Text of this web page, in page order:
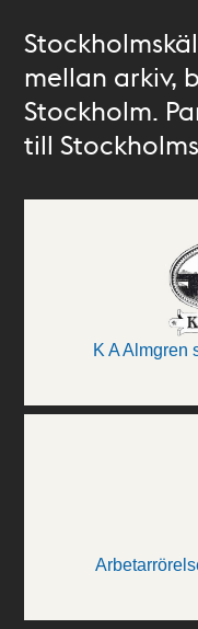
mellan arkiv,
Stockholm.
till
K A Almgren